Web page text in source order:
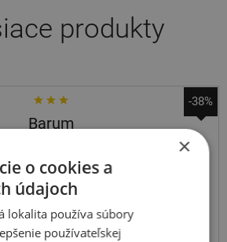
produkty
-38%
Barum
65 R15 92T
×
o cookies a
údajoch
lokalita používa súbory
používateľskej